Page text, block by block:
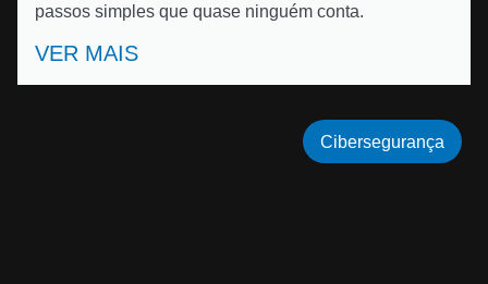
passos simples que quase ninguém conta.
VER MAIS
Cibersegurança